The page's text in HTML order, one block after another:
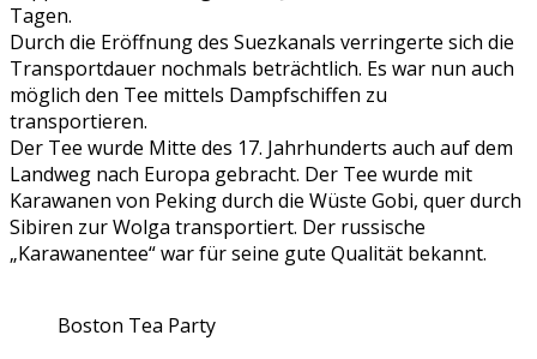
Tagen.
Durch die Eröffnung des Suezkanals verringerte sich die
Transportdauer nochmals beträchtlich. Es war nun auch
möglich den Tee mittels Dampfschiffen zu
transportieren.
Der Tee wurde Mitte des 17. Jahrhunderts auch auf dem
Landweg nach Europa gebracht. Der Tee wurde mit
Karawanen von Peking durch die Wüste Gobi, quer durch
Sibiren zur Wolga transportiert. Der russische
„Karawanentee“ war für seine gute Qualität bekannt.
Boston Tea Party